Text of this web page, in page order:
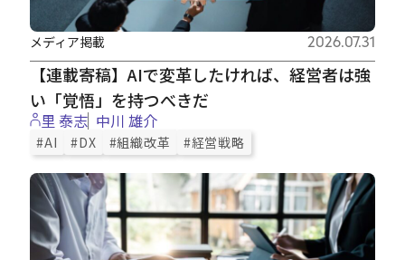
【連載寄稿】AIで変革したければ、経営者は強
い「覚悟」を持つべきだ
メディア掲載 2026.07.31
里 泰志 中川 雄介
#AI #DX #組織改革 #経営戦略